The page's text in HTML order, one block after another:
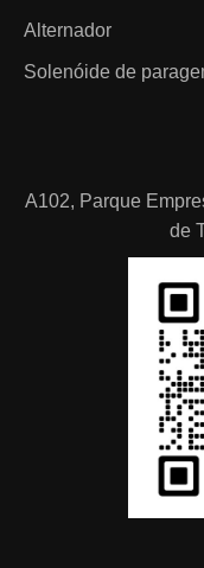
Alternador
Solenóide de
A102, Parque
de